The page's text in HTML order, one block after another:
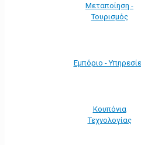
Μεταποίηση -
Τουρισμός
Εμπόριο -
Κουπόνια
Τεχνολογίας